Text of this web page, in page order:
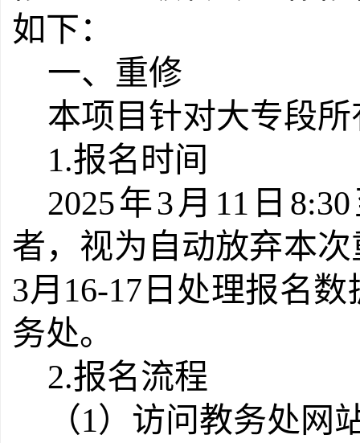
如下：
一、重修
本项目针对大专段所
1.报名时间
2025年3月 11 日
者，视为自动放弃本次
3月16-17日处理报名
务处。
2.报名流程
（1） 访问教务处网